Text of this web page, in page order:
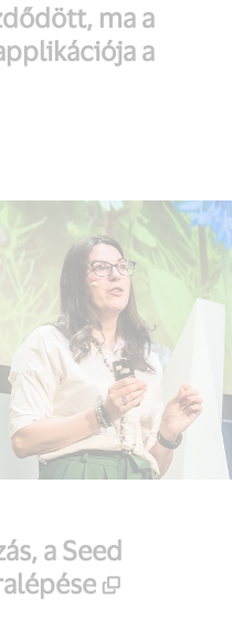
ma a
a
a Seed